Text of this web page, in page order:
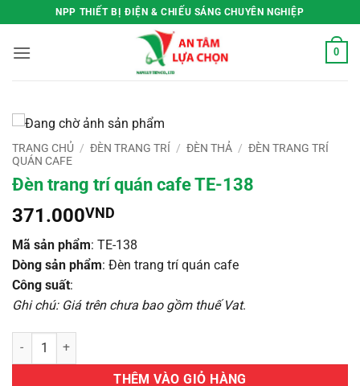
qua
nội
NPP THIẾT BỊ ĐIỆN & CHIẾU SÁNG CHUYÊN NGHIỆP
0
TRANG CHỦ / ĐÈN TRANG TRÍ / ĐÈN THẢ / ĐÈN TRANG TRÍ
QUÁN CAFE
Đèn trang trí quán cafe TE-138
371.000VND
Mã sản phẩm: TE-138
Dòng sản phẩm: Đèn trang trí quán cafe
Công suất:
Ghi chú: Giá trên chưa bao gồm thuế Vat.
Đèn trang trí quán cafe TE-138 số lượng
THÊM VÀO GIỎ HÀNG